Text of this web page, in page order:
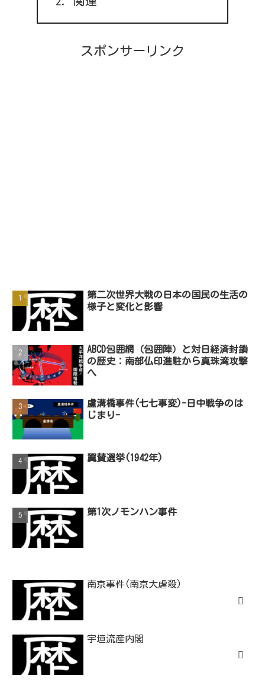
スポンサーリンク
第二次世界大戦の日本の国民の生活の
様子と変化と影響
ABCD包囲網（包囲陣）と対日経済封鎖
の歴史：南部仏印進駐から真珠湾攻撃
へ
盧溝橋事件(七七事変)-日中戦争のは
じまり-
翼賛選挙(1942年)
第1次ノモンハン事件
南京事件(南京大虐殺)
宇垣流産内閣